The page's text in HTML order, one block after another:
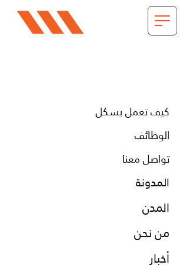
كيف تعمل بسكل
الوظائف
تواصل معنا
المدونة
المدن
من نحن
أخبار